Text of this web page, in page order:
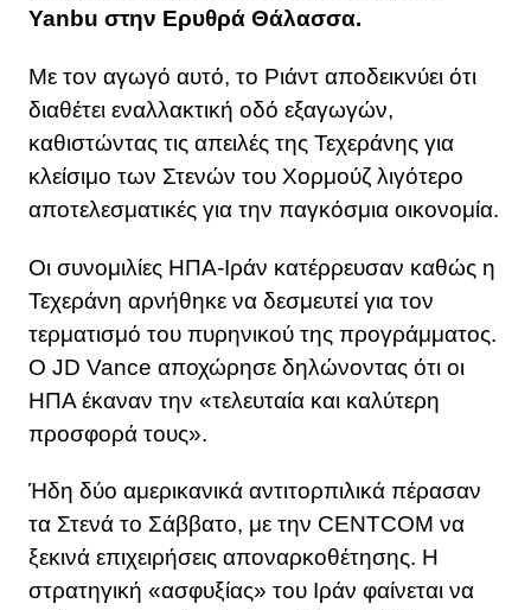
Yanbu στην Ερυθρά Θάλασσα.
Με τον αγωγό αυτό, το Ριάντ αποδεικνύει ότι
διαθέτει εναλλακτική οδό εξαγωγών,
καθιστώντας τις απειλές της Τεχεράνης για
κλείσιμο των Στενών του Χορμούζ λιγότερο
αποτελεσματικές για την παγκόσμια οικονομία.
Οι συνομιλίες ΗΠΑ-Ιράν κατέρρευσαν καθώς η
Τεχεράνη αρνήθηκε να δεσμευτεί για τον
τερματισμό του πυρηνικού της προγράμματος.
Ο JD Vance αποχώρησε δηλώνοντας ότι οι
ΗΠΑ έκαναν την «τελευταία και καλύτερη
προσφορά τους».
Ήδη δύο αμερικανικά αντιτορπιλικά πέρασαν
τα Στενά το Σάββατο, με την CENTCOM να
ξεκινά επιχειρήσεις αποναρκοθέτησης. Η
στρατηγική «ασφυξίας» του Ιράν φαίνεται να